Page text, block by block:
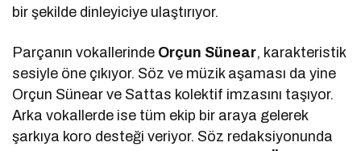
bir şekilde dinleyiciye ulaştırıyor.
Parçanın vokallerinde Orçun Sünear, karakteristik
sesiyle öne çıkıyor. Söz ve müzik aşaması da yine
Orçun Sünear ve Sattas kolektif imzasını taşıyor.
Arka vokallerde ise tüm ekip bir araya gelerek
şarkıya koro desteği veriyor. Söz redaksiyonunda